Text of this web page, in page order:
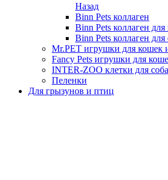
Назад
Binn Pets коллаген
Binn Pets коллаген
Binn Pets коллаген для
Mr.PET игрушки для кошек
Fancy Pets игрушки для
INTER-ZOO клетки для
Пеленки
Для грызунов и птиц